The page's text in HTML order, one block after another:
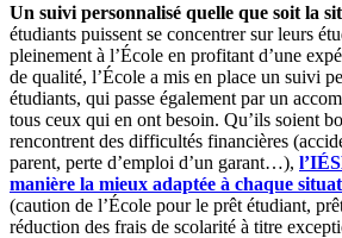
Un suivi personnalisé quelle que soit la
étudiants puissent se concentrer sur leurs
pleinement à l’École en profitant d’une
de qualité, l’École a mis en place un suivi
étudiants, qui passe également par un
tous ceux qui en ont besoin. Qu’ils soient
rencontrent des difficultés financières
parent, perte d’emploi d’un garant…),
manière la mieux adaptée à chaque
(caution de l’École pour le prêt étudiant,
réduction des frais de scolarité à titre